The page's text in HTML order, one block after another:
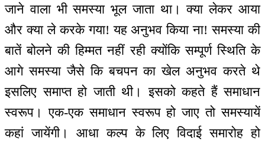
जाने वाला भी समस्या भूल जाता था। क्या लेकर आया
और क्या ले करके गया! यह अनुभव किया ना! समस्या की
बातें बोलने की हिम्मत नहीं रही क्योंकि सम्पूर्ण स्थिति के
आगे समस्या जैसे कि बचपन का खेल अनुभव करते थे
इसलिए समाप्त हो जाती थी। इसको कहते हैं समाधान
स्वरूप। एक-एक समाधान स्वरूप हो जाए तो समस्यायें
कहां जायेंगी। आधा कल्प के लिए विदाई समारोह हो